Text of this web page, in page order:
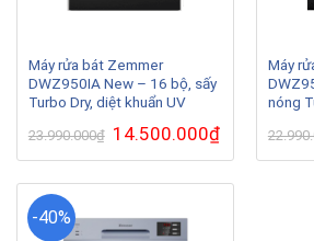
Máy rửa bát Zemmer
DWZ950IA New – 16 bộ, sấy
Turbo Dry, diệt khuẩn UV
23.990.000₫ Giá
gốc
là:
14.500.000₫Giá
hiện
tại
14.500.000₫.
Máy
nóng
-40%